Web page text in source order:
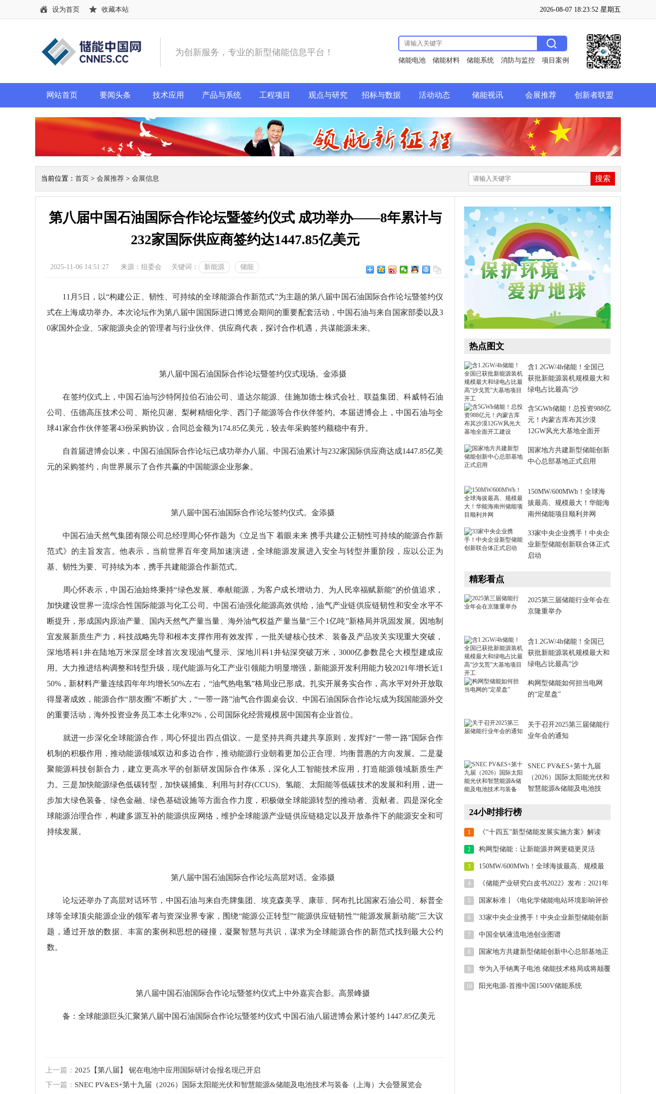
设为首页 收藏本站 2026-08-07 18:23:53 星期五
为创新服务，专业的新型储能信息平台！
储能电池 储能材料 储能系统 消防与监控 项目案例
网站首页 要闻头条 技术应用 产品与系统 工程项目 观点与研究 招标与数据 活动动态 储能视讯 会展推荐 创新者联盟
当前位置： 首页 > 会展推荐 > 会展信息
第八届中国石油国际合作论坛暨签约仪式 成功举办——8年累计与
232家国际供应商签约达1447.85亿美元
2025-11-06 14:51:27 来源：组委会 关键词： 新能源 储能
11月5日，以“构建公正、韧性、可持续的全球能源合作新范式”为主题的第八届中国石油国际合作论坛暨签约仪
式在上海成功举办。本次论坛作为第八届中国国际进口博览会期间的重要配套活动，中国石油与来自国家部委以及3
0家国外企业、5家能源央企的管理者与行业伙伴、供应商代表，探讨合作机遇，共谋能源未来。
第八届中国石油国际合作论坛暨签约仪式现场。金添摄
在签约仪式上，中国石油与沙特阿拉伯石油公司、道达尔能源、佳施加德士株式会社、联益集团、科威特石油
公司、伍德高压技术公司、斯伦贝谢、梨树精细化学、西门子能源等合作伙伴签约。本届进博会上，中国石油与全
球41家合作伙伴签署43份采购协议，合同总金额为174.85亿美元，较去年采购签约额稳中有升。
自首届进博会以来，中国石油国际合作论坛已成功举办八届。中国石油累计与232家国际供应商达成1447.85亿美
元的采购签约，向世界展示了合作共赢的中国能源企业形象。
第八届中国石油国际合作论坛签约仪式。金添摄
中国石油天然气集团有限公司总经理周心怀作题为《立足当下 着眼未来 携手共建公正韧性可持续的能源合作新
范式》的主旨发言。他表示，当前世界百年变局加速演进，全球能源发展进入安全与转型并重阶段，应以公正为
基、韧性为要、可持续为本，携手共建能源合作新范式。
周心怀表示，中国石油始终秉持“绿色发展、奉献能源，为客户成长增动力、为人民幸福赋新能”的价值追求，
加快建设世界一流综合性国际能源与化工公司。中国石油强化能源高效供给，油气产业链供应链韧性和安全水平不
断提升，形成国内原油产量、国内天然气产量当量、海外油气权益产量当量“三个1亿吨”新格局并巩固发展。因地制
宜发展新质生产力，科技战略先导和根本支撑作用有效发挥，一批关键核心技术、装备及产品攻关实现重大突破，
深地塔科1井在陆地万米深层全球首次发现油气显示、深地川科1井钻深突破万米，3000亿参数昆仑大模型建成应
用。大力推进结构调整和转型升级，现代能源与化工产业引领能力明显增强，新能源开发利用能力较2021年增长近1
50%，新材料产量连续四年年均增长50%左右，“油气热电氢”格局业已形成。扎实开展务实合作，高水平对外开放取
得显著成效，能源合作“朋友圈”不断扩大，“一带一路”油气合作圆桌会议、中国石油国际合作论坛成为我国能源外交
的重要活动，海外投资业务员工本土化率92%，公司国际化经营规模居中国国有企业首位。
就进一步深化全球能源合作，周心怀提出四点倡议。一是坚持共商共建共享原则，发挥好“一带一路”国际合作
机制的积极作用，推动能源领域双边和多边合作，推动能源行业朝着更加公正合理、均衡普惠的方向发展。二是凝
聚能源科技创新合力，建立更高水平的创新研发国际合作体系，深化人工智能技术应用，打造能源领域新质生产
力。三是加快能源绿色低碳转型，加快碳捕集、利用与封存(CCUS)、氢能、太阳能等低碳技术的发展和利用，进一
步加大绿色装备、绿色金融、绿色基础设施等方面合作力度，积极做全球能源转型的推动者、贡献者。四是深化全
球能源治理合作，构建多源互补的能源供应网络，维护全球能源产业链供应链稳定以及开放条件下的能源安全和可
持续发展。
第八届中国石油国际合作论坛高层对话。金添摄
论坛还举办了高层对话环节，中国石油与来自壳牌集团、埃克森美孚、康菲、阿布扎比国家石油公司、标普全
球等全球顶尖能源企业的领军者与资深业界专家，围绕“能源公正转型”“能源供应链韧性”“能源发展新动能”三大议
题，通过开放的数据、丰富的案例和思想的碰撞，凝聚智慧与共识，谋求为全球能源合作的新范式找到最大公约
数。
第八届中国石油国际合作论坛暨签约仪式上中外嘉宾合影。高景峰摄
备：全球能源巨头汇聚第八届中国石油国际合作论坛暨签约仪式 中国石油八届进博会累计签约 1447.85亿美元
上一篇： 2025【第八届】 铌在电池中应用国际研讨会报名现已开启
下一篇： SNEC PV&ES+第十九届（2026）国际太阳能光伏和智慧能源&储能及电池技术与装备（上海）大会暨展览会
热点图文
含1.2GW/4h储能！全国已
获批新能源装机规模最大和
绿电占比最高“沙
含5GWh储能！总投资988亿
元！内蒙古库布其沙漠
12GW风光大基地全面开
国家地方共建新型储能创新
中心总部基地正式启用
150MW/600MWh！全球海
拔最高、规模最大！华能海
南州储能项目顺利并网
33家中央企业携手！中央企
业新型储能创新联合体正式
启动
精彩看点
2025第三届储能行业年会在
京隆重举办
含1.2GW/4h储能！全国已
获批新能源装机规模最大和
绿电占比最高“沙
构网型储能如何担当电网
的“定星盘”
关于召开2025第三届储能行
业年会的通知
SNEC PV&ES+第十九届
（2026）国际太阳能光伏和
智慧能源&储能及电池技
24小时排行榜
1 《“十四五”新型储能发展实施方案》解读
2 构网型储能：让新能源并网更稳更灵活
3
150MW/600MWh！全球海拔最高、规模最
4
《储能产业研究白皮书2022》发布：2021年
5
国家标准丨《电化学储能电站环境影响评价
6
33家中央企业携手！中央企业新型储能创新
7 中国全钒液流电池创业图谱
8
国家地方共建新型储能创新中心总部基地正
9 华为入手钠离子电池 储能技术格局或将颠覆
10 阳光电源-首推中国1500V储能系统